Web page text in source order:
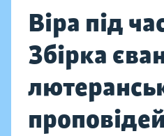
Віра під
Збірка
проповідей